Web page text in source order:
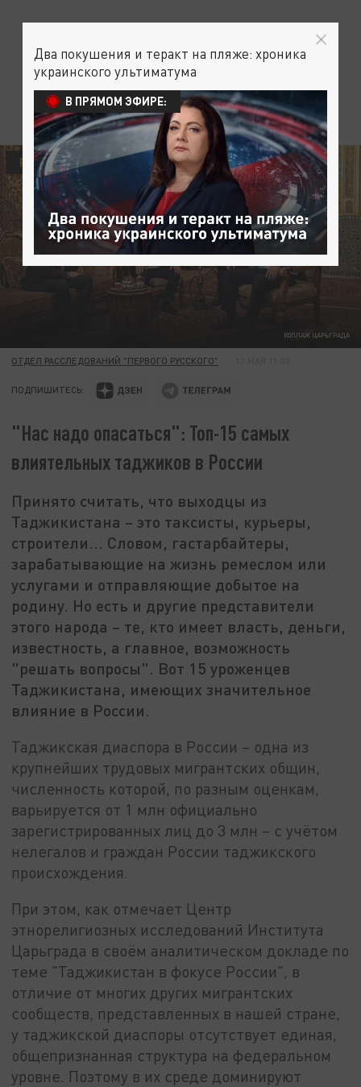
КОЛЛАЖ ЦАРЬГРАДА
РАССЛЕДОВАНИЯ ЦАРЬГРАДА
ОТДЕЛ РАССЛЕДОВАНИЙ "ПЕРВОГО РУССКОГО"
ПОДПИШИТЕСЬ:
"Нас надо опасаться": Топ-15 самых
влиятельных таджиков в России
Принято считать, что выходцы из
Таджикистана – это таксисты, курьеры,
строители... Словом, гастарбайтеры,
зарабатывающие на жизнь ремеслом или
услугами и отправляющие добытое на
родину. Но есть и другие представители
этого народа – те, кто имеет власть, деньги,
известность, а главное, возможность
"решать вопросы". Вот 15 уроженцев
Таджикистана, имеющих значительное
влияние в России.
Таджикская диаспора в России – одна из
крупнейших трудовых мигрантских общин,
численность которой, по разным оценкам,
варьируется от 1 млн официально
зарегистрированных лиц до 3 млн – с учётом
нелегалов и граждан России таджикского
происхождения.
При этом, как отмечает Центр
этнорелигиозных исследований Института
Царьграда в своём аналитическом докладе по
теме "Таджикистан в фокусе России", в
отличие от многих других мигрантских
сообществ, представленных в нашей стране,
у таджикской диаспоры отсутствует единая,
общепризнанная структура на федеральном
уровне. Поэтому в их среде доминируют
Два покушения и теракт на пляже: хроника
украинского ультиматума
В ПРЯМОМ ЭФИРЕ: